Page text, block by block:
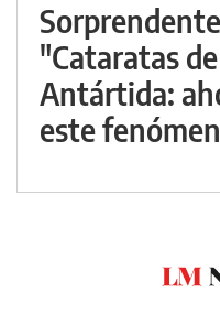
"Cataratas
Antártida:
este